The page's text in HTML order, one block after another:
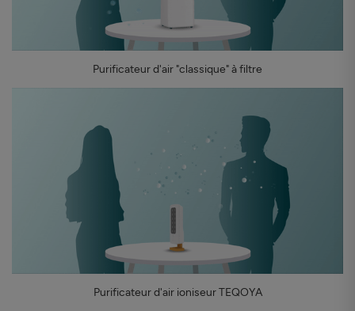
Purificateur d'air "classique" à filtre
Purificateur d'air ioniseur TEQOYA